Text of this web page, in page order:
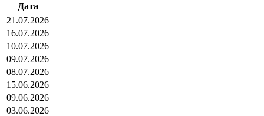
Дата
21.07.2026
16.07.2026
10.07.2026
09.07.2026
08.07.2026
15.06.2026
09.06.2026
03.06.2026